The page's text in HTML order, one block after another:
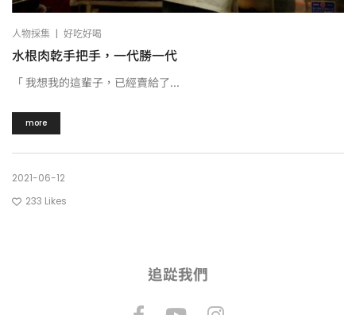
人物採集 | 好吃好喝
水根肉乾手把手，一代勝一代
「 我想我的這輩子，已經賣給了...
more
2021-06-12
233 Likes
追踨我們